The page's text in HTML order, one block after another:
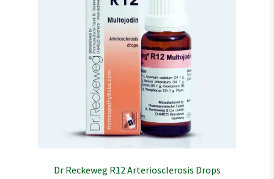
Dr Reckeweg R12 Arteriosclerosis Drops